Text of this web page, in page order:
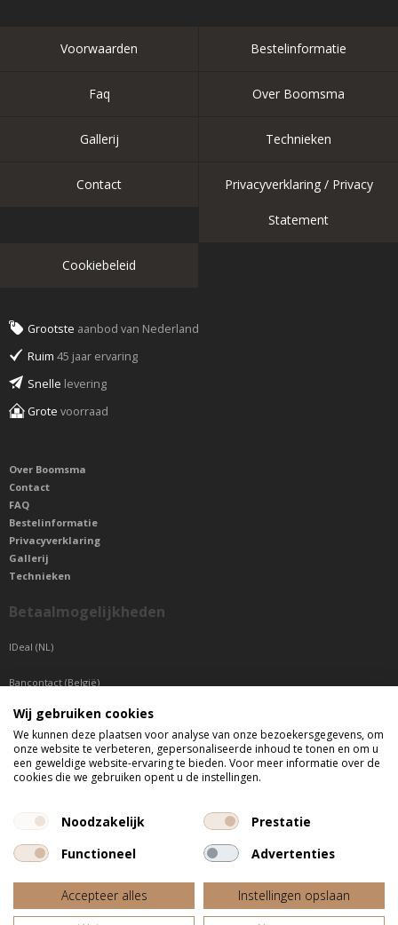
Voorwaarden Bestelinformatie
Faq Over Boomsma
Gallerij Technieken
Contact Privacyverklaring / Privacy
Statement
Cookiebeleid
Grootste aanbod van Nederland
Ruim 45 jaar ervaring
Snelle levering
Grote voorraad
Over Boomsma
Contact
FAQ
Bestelinformatie
Privacyverklaring
Gallerij
Technieken
Betaalmogelijkheden
IDeal (NL)
Bancontact (België)
Sepa betaling (Overige landen)
Telefonisch bereikbaar
Website door
Fastware
Wij gebruiken cookies
We kunnen deze plaatsen voor analyse van onze bezoekersgegevens, om
onze website te verbeteren, gepersonaliseerde inhoud te tonen en om u
een geweldige website-ervaring te bieden. Voor meer informatie over de
cookies die we gebruiken opent u de instellingen.
Noodzakelijk
Prestatie
Functioneel
Advertenties
Accepteer alles
Instellingen opslaan